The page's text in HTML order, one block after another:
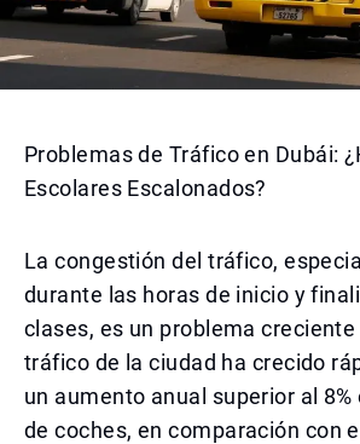
Problemas de Tráfico en Dubái:
Escolares Escalonados?
La congestión del tráfico,
durante las horas de inicio y
clases, es un problema creciente
tráfico de la ciudad ha crecido
un aumento anual superior al
de coches, en comparación con